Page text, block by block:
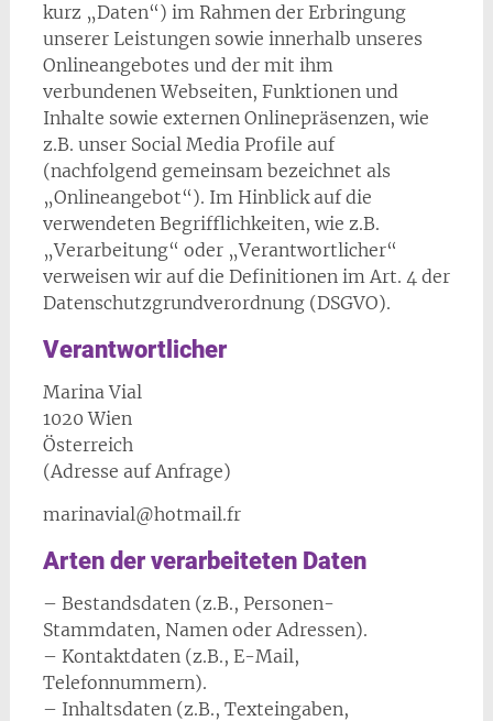
kurz „Daten“) im Rahmen der Erbringung
unserer Leistungen sowie innerhalb unseres
Onlineangebotes und der mit ihm
verbundenen Webseiten, Funktionen und
Inhalte sowie externen Onlinepräsenzen, wie
z.B. unser Social Media Profile auf
(nachfolgend gemeinsam bezeichnet als
„Onlineangebot“). Im Hinblick auf die
verwendeten Begrifflichkeiten, wie z.B.
„Verarbeitung“ oder „Verantwortlicher“
verweisen wir auf die Definitionen im Art. 4 der
Datenschutzgrundverordnung (DSGVO).
Verantwortlicher
Marina Vial
1020 Wien
Österreich
(Adresse auf Anfrage)
marinavial@hotmail.fr
Arten der verarbeiteten Daten
– Bestandsdaten (z.B., Personen-
Stammdaten, Namen oder Adressen).
– Kontaktdaten (z.B., E-Mail,
Telefonnummern).
– Inhaltsdaten (z.B., Texteingaben,